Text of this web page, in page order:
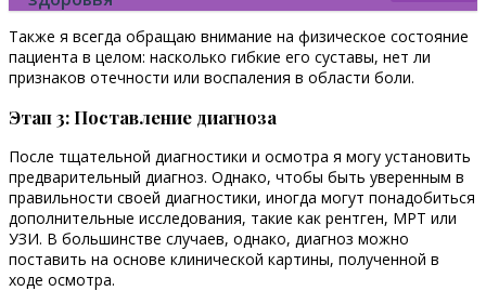
Также я всегда обращаю внимание на физическое состояние
пациента в целом: насколько гибкие его суставы, нет ли
признаков отечности или воспаления в области боли.
Этап 3: Поставление диагноза
После тщательной диагностики и осмотра я могу установить
предварительный диагноз. Однако, чтобы быть уверенным в
правильности своей диагностики, иногда могут понадобиться
дополнительные исследования, такие как рентген, МРТ или
УЗИ. В большинстве случаев, однако, диагноз можно
поставить на основе клинической картины, полученной в
ходе осмотра.